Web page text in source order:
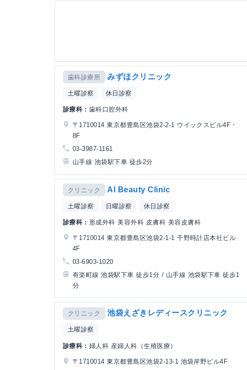
歯科診療所 みずほクリニック
土曜診察 休日診察
診療科： 歯科口腔外科
〒1710014 東京都豊島区池袋2-2-1 ウイックスビル4F・
8F
03-3987-1161
山手線 池袋駅下車 徒歩2分
クリニック AI Beauty Clinic
土曜診察 日曜診察 休日診察
診療科： 形成外科 美容外科 皮膚科 美容皮膚科
〒1710014 東京都豊島区池袋2-1-1 千野時計店本社ビル
4F
03-6903-1020
有楽町線 池袋駅下車 徒歩1分 / 山手線 池袋駅下車 徒歩1
分
クリニック 池袋えざきレディースクリニック
土曜診察
診療科： 婦人科 産婦人科（生殖医療）
〒1710014 東京都豊島区池袋2-13-1 池袋岸野ビル4F